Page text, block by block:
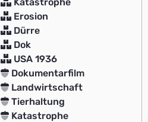
Erosion
Dürre
Dok
USA 1936
Dokumentarfilm
Landwirtschaft
Tierhaltung
Katastrophe